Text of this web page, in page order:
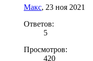
Макс, 23 ноя 2021
Ответов:
5
Просмотров:
420